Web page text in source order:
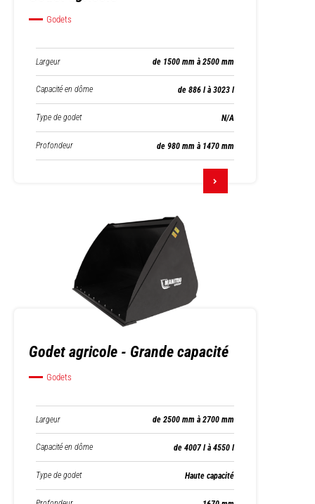
Godets
Largeur de 1500 mm à 2500 mm
Capacité en dôme de 886 l à 3023 l
Type de godet N/A
Profondeur de 980 mm à 1470 mm
Godet agricole - Grande capacité
Godets
Largeur de 2500 mm à 2700 mm
Capacité en dôme de 4007 l à 4550 l
Type de godet Haute capacité